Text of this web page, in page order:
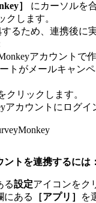
］ にカーソルを
クします。
るため、連携後に
アカウントで
トがメールキャン
クリックします。
アカウントにログイ
ントを連携するには：
る設定アイコンをク
にある ［アプリ］ を